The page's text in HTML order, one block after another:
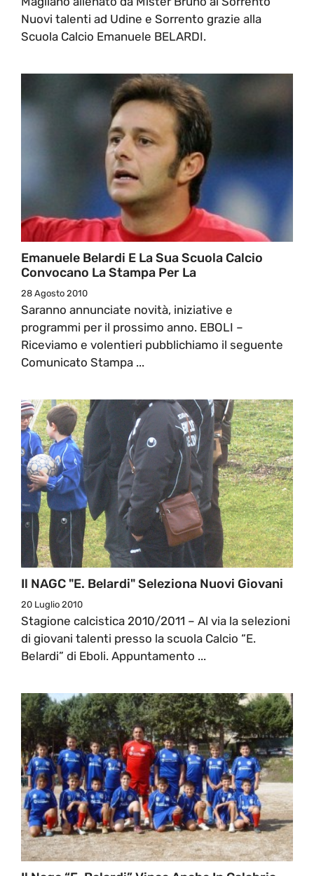
Nuovi talenti ad Udine e Sorrento grazie alla
Scuola Calcio Emanuele BELARDI.
Emanuele Belardi E La Sua Scuola Calcio
Convocano La Stampa Per La
28 Agosto 2010
Saranno annunciate novità, iniziative e
programmi per il prossimo anno. EBOLI –
Riceviamo e volentieri pubblichiamo il seguente
Comunicato Stampa ...
Il NAGC "E. Belardi" Seleziona Nuovi Giovani
20 Luglio 2010
Stagione calcistica 2010/2011 – Al via la selezioni
di giovani talenti presso la scuola Calcio “E.
Belardi” di Eboli. Appuntamento ...